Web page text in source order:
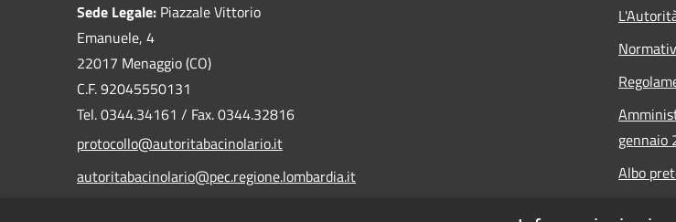
Sede Legale: Piazzale Vittorio
Emanuele, 4
22017 Menaggio (CO)
C.F. 92045550131
Tel. 0344.34161 / Fax. 0344.32816
protocollo@autoritabacinolario.it
autoritabacinolario@pec.regione.lombardia.it
gennaio
Albo